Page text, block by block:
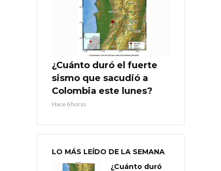
¿Cuánto duró el fuerte
sismo que sacudió a
Colombia este lunes?
Hace 6 horas
LO MÁS LEÍDO DE LA SEMANA
¿Cuánto duró